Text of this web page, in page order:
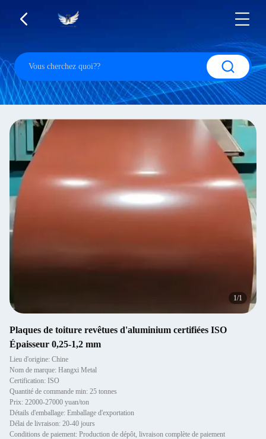
1/1
Plaques de toiture revêtues d'aluminium certifiées ISO
Épaisseur 0,25-1,2 mm
Lieu d'origine: Chine
Nom de marque: Hangxi Metal
Certification: ISO
Quantité de commande min: 25 tonnes
Prix: 22000-27000 yuan/ton
Détails d'emballage: Emballage d'exportation
Délai de livraison: 20-40 jours
Conditions de paiement: Production de dépôt, livraison complète de paiement